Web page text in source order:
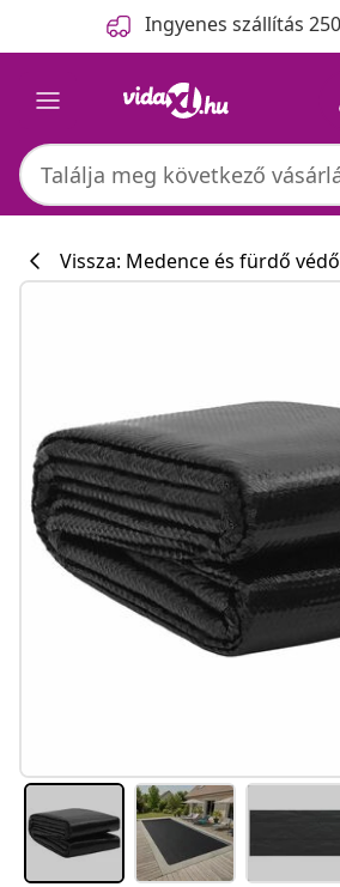
Ingyenes szállítás
Vissza: Medence és fürdő